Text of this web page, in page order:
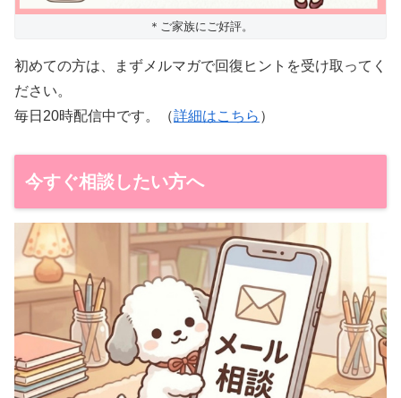
＊ご家族にご好評。
初めての方は、まずメルマガで回復ヒントを受け取ってく
ださい。
毎日20時配信中です。（詳細はこちら ）
今すぐ相談したい方へ